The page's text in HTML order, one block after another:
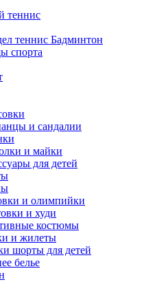
теннис
теннис Бадминтон
спорта
и сандалии
и майки
для детей
и олимпийки
и худи
костюмы
и жилеты
шорты для детей
белье